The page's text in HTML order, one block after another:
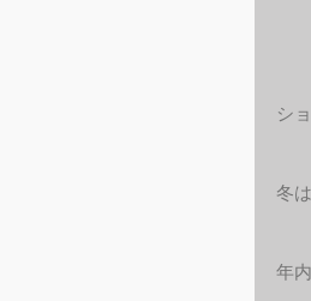
シ
冬
年